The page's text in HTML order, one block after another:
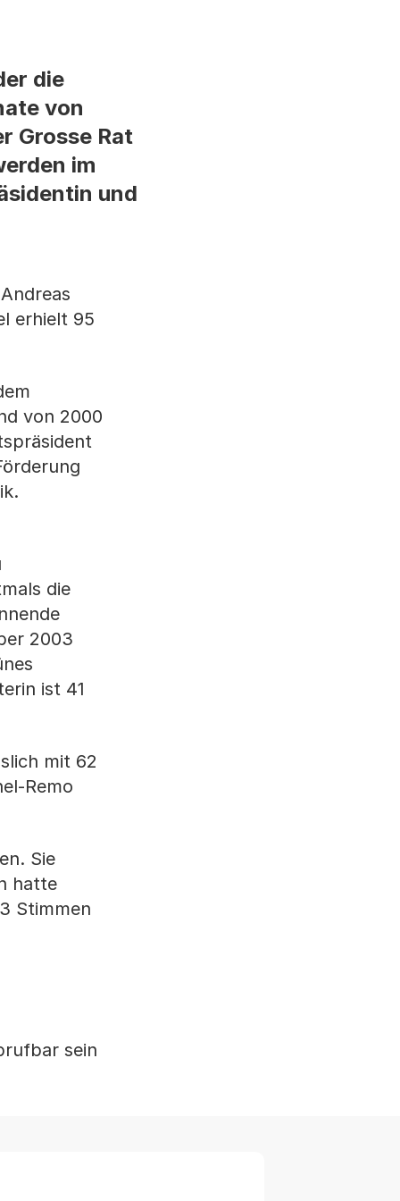
die
von
Grosse Rat
im
und
erhielt 95
von 2000
die
2003
ist 41
mit 62
Remo
Sie
hatte
Stimmen
sein